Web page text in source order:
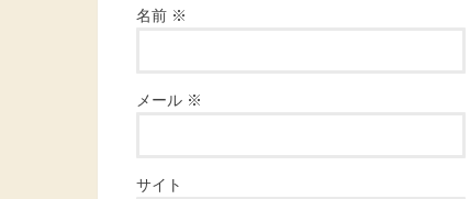
名前 ※
メール ※
サイト